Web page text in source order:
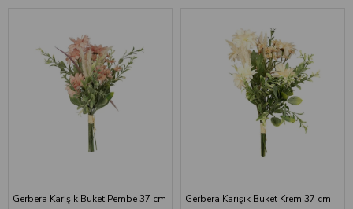
Gerbera Karışık Buket Pembe 37 cm Gerbera Karışık Buket Krem 37 cm